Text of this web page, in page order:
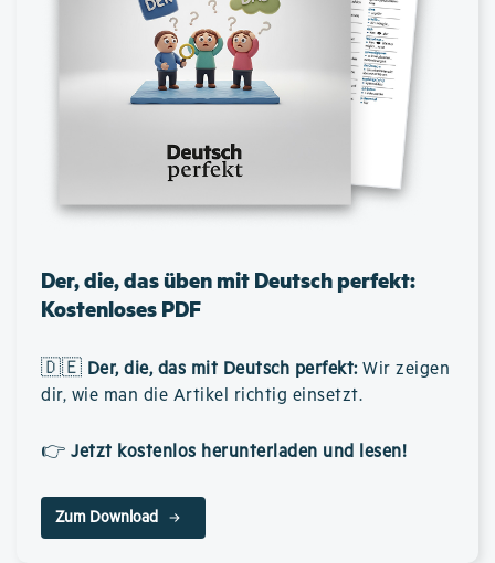
Der, die, das üben mit Deutsch perfekt:
Kostenloses PDF
🇩🇪 Der, die, das mit Deutsch perfekt: Wir zeigen
dir, wie man die Artikel richtig einsetzt.
👉 Jetzt kostenlos herunterladen und lesen!
Zum Download